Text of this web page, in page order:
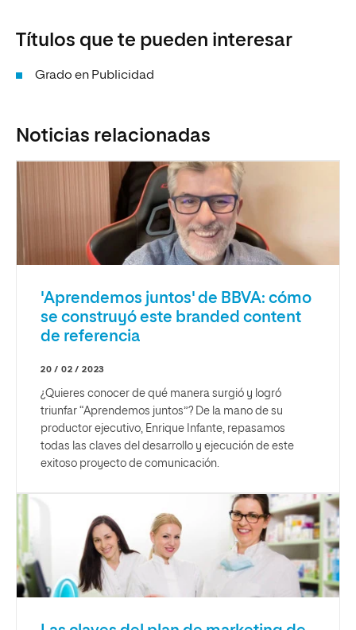
Títulos que te pueden interesar
Grado en Publicidad
Noticias relacionadas
'Aprendemos juntos' de BBVA: cómo
se construyó este branded content
de referencia
20 / 02 / 2023
¿Quieres conocer de qué manera surgió y logró
triunfar “Aprendemos juntos”? De la mano de su
productor ejecutivo, Enrique Infante, repasamos
todas las claves del desarrollo y ejecución de este
exitoso proyecto de comunicación.